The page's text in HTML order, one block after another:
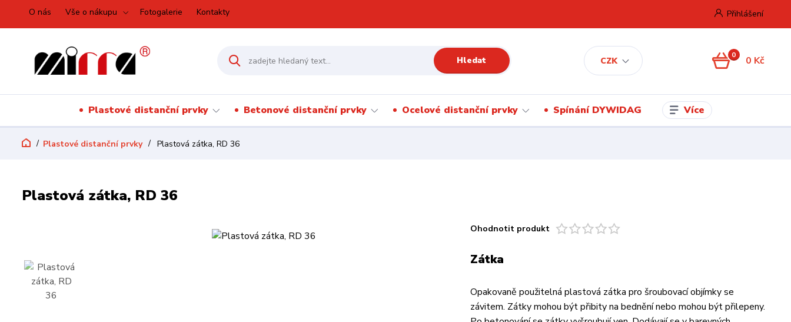
O nás Vše o nákupu Fotogalerie Kontakty
CZK
Přihlášení
Hledat 0 0 Kč
Plastové distanční prvky Betonové distanční prvky Ocelové distanční prvky Spínání DYWIDAG Více
Plastové distanční prvky Plastová zátka, RD 36
Plastová zátka, RD 36
Ohodnotit produkt
Zátka
Opakovaně použitelná plastová zátka pro šroubovací objímky se
závitem. Zátky mohou být přibity na bednění nebo mohou být přilepeny.